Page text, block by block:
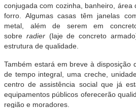
conjugada com cozinha, banheiro, área
forro. Algumas casas têm janelas
metal, além de serem em
sobre radier(laje de concreto
estrutura de qualidade.
Também estará em breve à disposição
de tempo integral, uma creche,
centro de assistência social que já
equipamentos públicos oferecerão
região e moradores.